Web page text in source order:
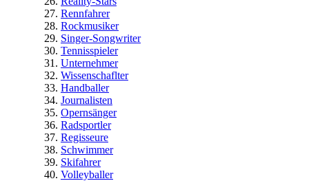
Rennfahrer
Rockmusiker
Singer-Songwriter
Tennisspieler
Unternehmer
Wissenschaflter
Handballer
Journalisten
Opernsänger
Radsportler
Regisseure
Schwimmer
Skifahrer
Volleyballer